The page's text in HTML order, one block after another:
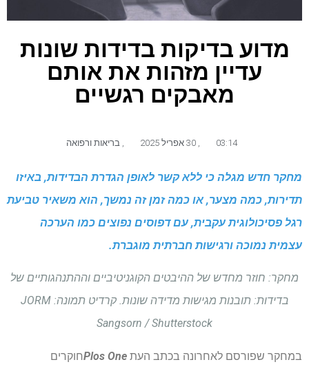
מדוע בדיקות בדידות שונות
עדיין מזהות את אותם
מאבקים רגשיים
03:14 בריאות ורפואה
מחקר חדש מגלה כי ללא קשר לאופן הגדרת הבדידות, באיזו
תדירות, כמה מצער, או כמה זמן זה נמשך, הוא משאיר טביעת
רגל פסיכולוגית עקבית, עם דפוסים נפוצים כמו הערכה
עצמית נמוכה ורגישות חברתית מוגברת.
מחקר: חוזר מחדש של ההיבטים הקוגניטיביים וההתנהגותיים של
בדידות: תובנות מגישות מדידה שונות. קרדיט תמונה: JORM
Sangsorn / Shutterstock
במחקר שפורסם לאחרונה בכתב העת Plos Oneחוקרים